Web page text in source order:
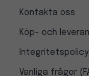
Kontakta oss
Köp- och
Integritetspolicy
Vanliga frågor